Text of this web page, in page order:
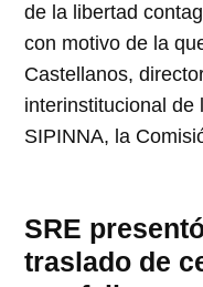
de la libertad
con motivo de la
Castellanos,
interinstitucional de
SIPINNA, la
SRE
traslado de